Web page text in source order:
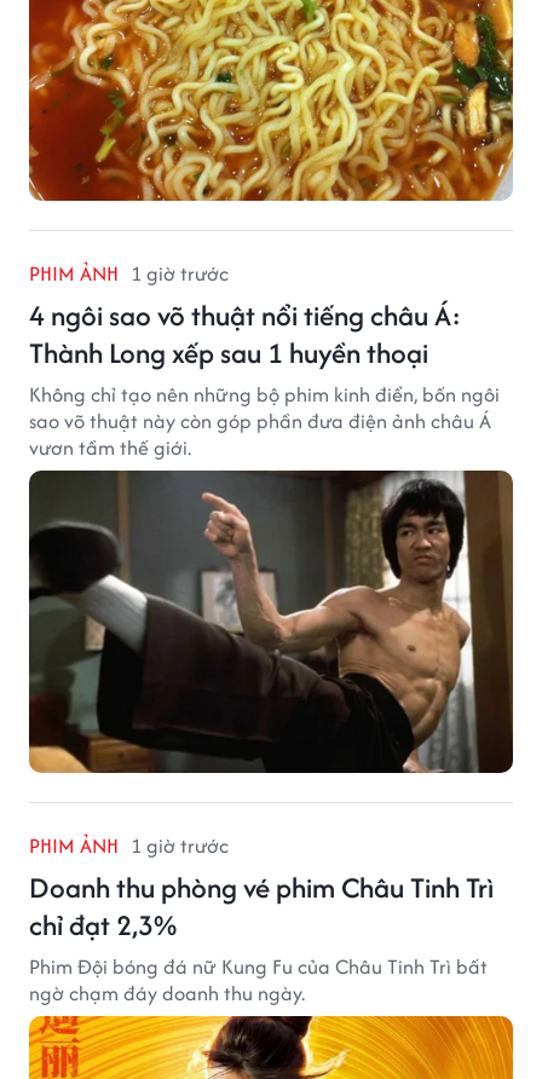
PHIM ẢNH 1 giờ trước
4 ngôi sao võ thuật nổi tiếng châu Á:
Thành Long xếp sau 1 huyền thoại
Không chỉ tạo nên những bộ phim kinh điển, bốn ngôi
sao võ thuật này còn góp phần đưa điện ảnh châu Á
vươn tầm thế giới.
PHIM ẢNH 1 giờ trước
Doanh thu phòng vé phim Châu Tinh Trì
chỉ đạt 2,3%
Phim Đội bóng đá nữ Kung Fu của Châu Tinh Trì bất
ngờ chạm đáy doanh thu ngày.